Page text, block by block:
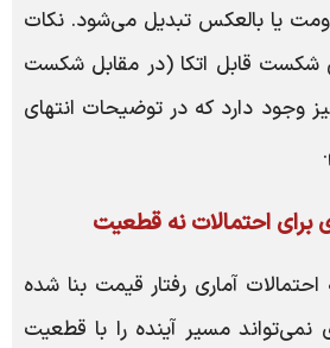
یا بالعکس تبدیل می‌شود. نکات
قابل اتکا (در مقابل شکست
وجود دارد که در توضیحات انتهای
برای احتمالات نه قطعیت
احتمالات آماری رفتار قیمت بنا شده
مسیر آینده را با قطعیت